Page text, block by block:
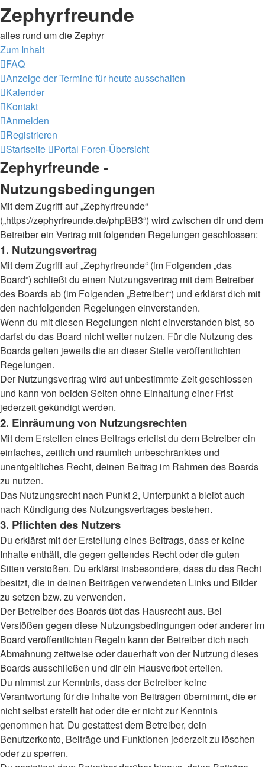
Zephyrfreunde
alles rund um die Zephyr
Zum Inhalt
FAQ
Anzeige der Termine für heute ausschalten
Kalender
Kontakt
Anmelden
Registrieren
Startseite
Portal Foren-Übersicht
Zephyrfreunde -
Nutzungsbedingungen
Mit dem Zugriff auf „Zephyrfreunde“
(„https://zephyrfreunde.de/phpBB3“) wird zwischen dir und dem
Betreiber ein Vertrag mit folgenden Regelungen geschlossen:
1. Nutzungsvertrag
Mit dem Zugriff auf „Zephyrfreunde“ (im Folgenden „das
Board“) schließt du einen Nutzungsvertrag mit dem Betreiber
des Boards ab (im Folgenden „Betreiber“) und erklärst dich mit
den nachfolgenden Regelungen einverstanden.
Wenn du mit diesen Regelungen nicht einverstanden bist, so
darfst du das Board nicht weiter nutzen. Für die Nutzung des
Boards gelten jeweils die an dieser Stelle veröffentlichten
Regelungen.
Der Nutzungsvertrag wird auf unbestimmte Zeit geschlossen
und kann von beiden Seiten ohne Einhaltung einer Frist
jederzeit gekündigt werden.
2. Einräumung von Nutzungsrechten
Mit dem Erstellen eines Beitrags erteilst du dem Betreiber ein
einfaches, zeitlich und räumlich unbeschränktes und
unentgeltliches Recht, deinen Beitrag im Rahmen des Boards
zu nutzen.
Das Nutzungsrecht nach Punkt 2, Unterpunkt a bleibt auch
nach Kündigung des Nutzungsvertrages bestehen.
3. Pflichten des Nutzers
Du erklärst mit der Erstellung eines Beitrags, dass er keine
Inhalte enthält, die gegen geltendes Recht oder die guten
Sitten verstoßen. Du erklärst insbesondere, dass du das Recht
besitzt, die in deinen Beiträgen verwendeten Links und Bilder
zu setzen bzw. zu verwenden.
Der Betreiber des Boards übt das Hausrecht aus. Bei
Verstößen gegen diese Nutzungsbedingungen oder anderer im
Board veröffentlichten Regeln kann der Betreiber dich nach
Abmahnung zeitweise oder dauerhaft von der Nutzung dieses
Boards ausschließen und dir ein Hausverbot erteilen.
Du nimmst zur Kenntnis, dass der Betreiber keine
Verantwortung für die Inhalte von Beiträgen übernimmt, die er
nicht selbst erstellt hat oder die er nicht zur Kenntnis
genommen hat. Du gestattest dem Betreiber, dein
Benutzerkonto, Beiträge und Funktionen jederzeit zu löschen
oder zu sperren.